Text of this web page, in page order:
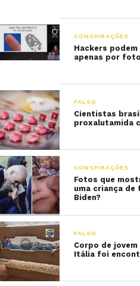
CONSPIRAÇÕES
Hackers
apenas por
FALSO
Cientistas
proxalutamida
CONSPIRAÇÕES
Fotos que
uma criança
Biden?
FALSO
Corpo de
Itália foi